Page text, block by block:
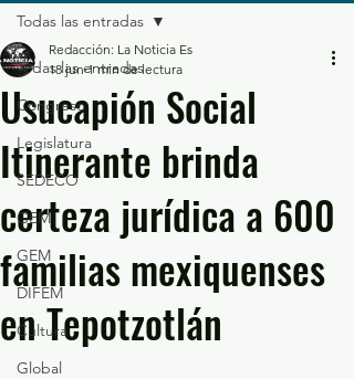
Todas las entradas
Congreso
Legislatura
SEDECO
GEM
GEM
DIFEM
Cultura
Global
Todas las entradas
Usucapión Social
Itinerante brinda
certeza jurídica a 600
familias mexiquenses
en Tepotzotlán
Redacción: La Noticia Es
18 jun 1 min de lectura